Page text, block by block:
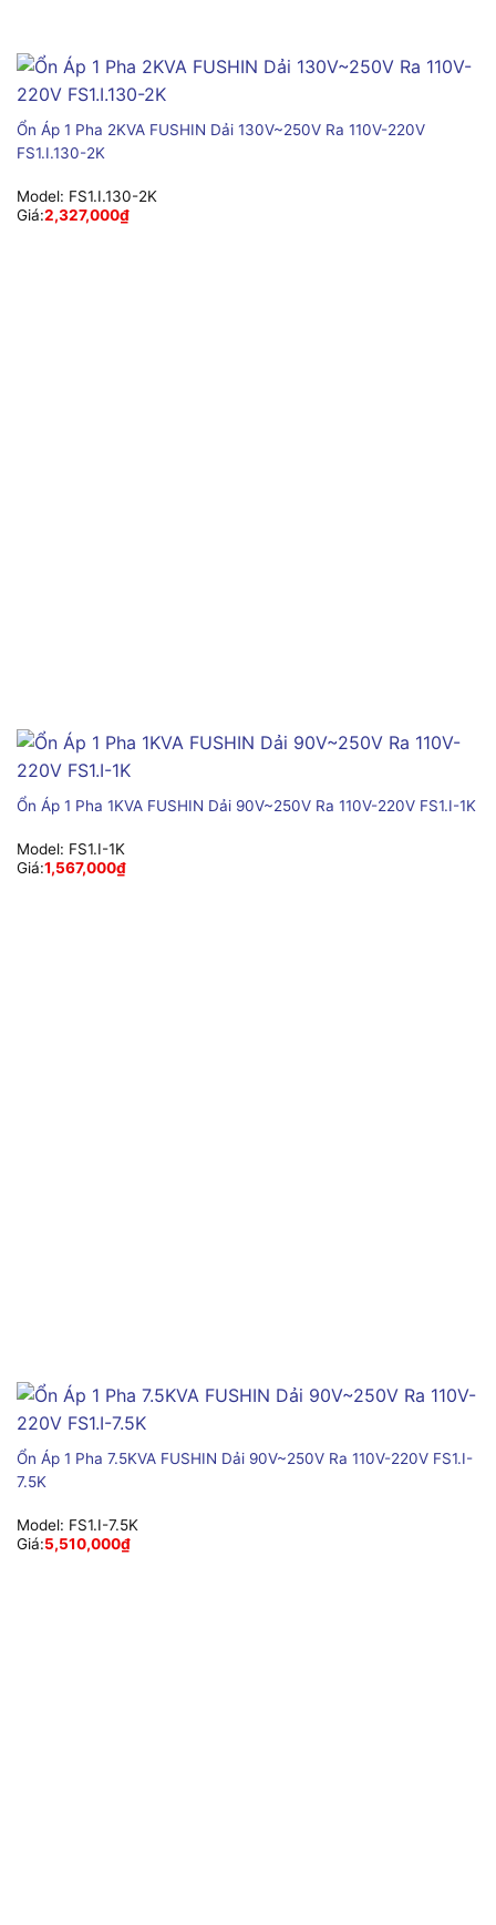
Ổn Áp 1 Pha 2KVA FUSHIN Dải 130V~250V Ra 110V-220V
FS1.I.130-2K
Model: FS1.I.130-2K
Giá:2,327,000₫
Ổn Áp 1 Pha 1KVA FUSHIN Dải 90V~250V Ra 110V-220V FS1.I-1K
Model: FS1.I-1K
Giá:1,567,000₫
Ổn Áp 1 Pha 7.5KVA FUSHIN Dải 90V~250V Ra 110V-220V FS1.I-
7.5K
Model: FS1.I-7.5K
Giá:5,510,000₫